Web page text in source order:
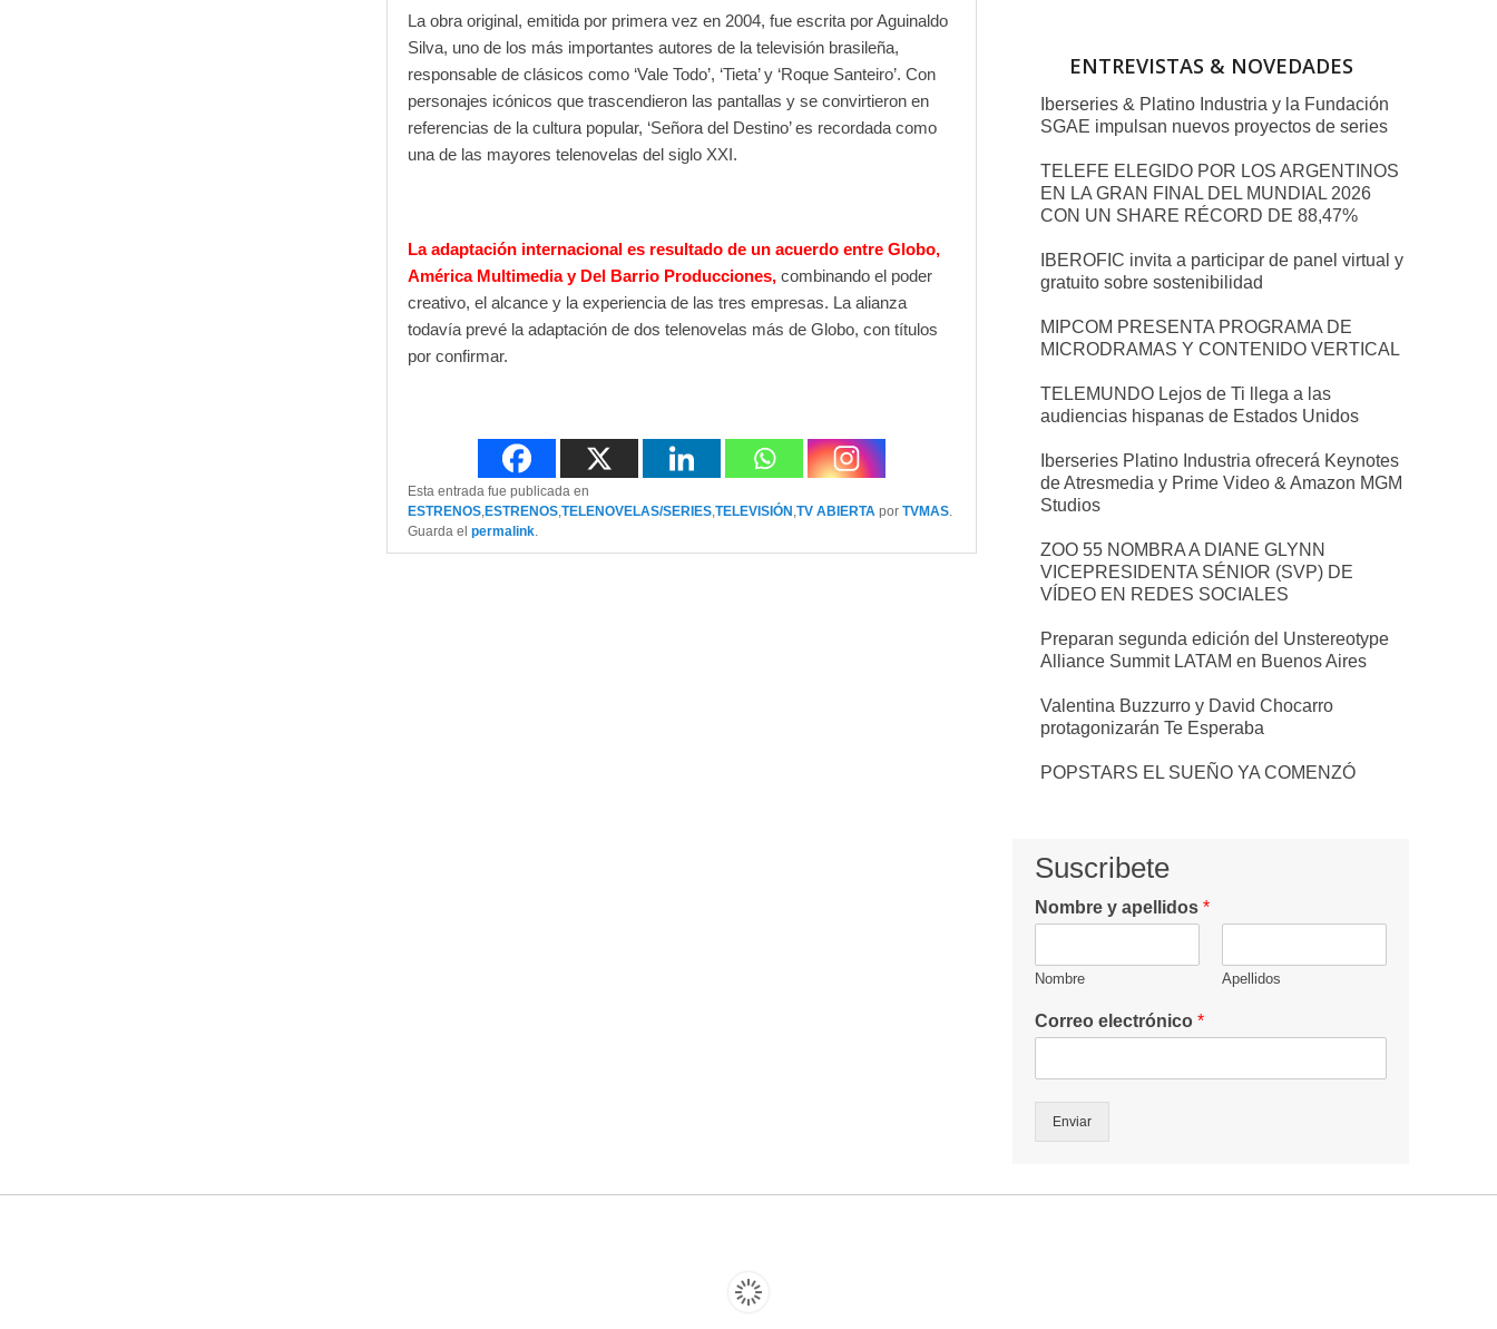
La obra original, emitida por primera vez en 2004, fue escrita por Aguinaldo
Silva, uno de los más importantes autores de la televisión brasileña,
responsable de clásicos como ‘Vale Todo’, ‘Tieta’ y ‘Roque Santeiro’. Con
personajes icónicos que trascendieron las pantallas y se convirtieron en
referencias de la cultura popular, ‘Señora del Destino’ es recordada como
una de las mayores telenovelas del siglo XXI.
La adaptación internacional es resultado de un acuerdo entre Globo,
América Multimedia y Del Barrio Producciones, combinando el poder
creativo, el alcance y la experiencia de las tres empresas. La alianza
todavía prevé la adaptación de dos telenovelas más de Globo, con títulos
por confirmar.
Esta entrada fue publicada en
ESTRENOS,ESTRENOS,TELENOVELAS/SERIES,TELEVISIÓN ,TV ABIERTA por TVMAS.
Guarda el permalink.
ENTREVISTAS & NOVEDADES
Iberseries & Platino Industria y la Fundación
SGAE impulsan nuevos proyectos de series
TELEFE ELEGIDO POR LOS ARGENTINOS
EN LA GRAN FINAL DEL MUNDIAL 2026
CON UN SHARE RÉCORD DE 88,47%
IBEROFIC invita a participar de panel virtual y
gratuito sobre sostenibilidad
MIPCOM PRESENTA PROGRAMA DE
MICRODRAMAS Y CONTENIDO VERTICAL
TELEMUNDO Lejos de Ti llega a las
audiencias hispanas de Estados Unidos
Iberseries Platino Industria ofrecerá Keynotes
de Atresmedia y Prime Video & Amazon MGM
Studios
ZOO 55 NOMBRA A DIANE GLYNN
VICEPRESIDENTA SÉNIOR (SVP) DE
VÍDEO EN REDES SOCIALES
Preparan segunda edición del Unstereotype
Alliance Summit LATAM en Buenos Aires
Valentina Buzzurro y David Chocarro
protagonizarán Te Esperaba
POPSTARS EL SUEÑO YA COMENZÓ
Suscribete
Nombre y apellidos *
Nombre Apellidos
Correo electrónico *
Enviar